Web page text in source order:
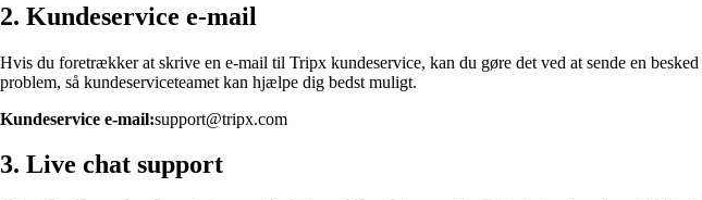
2. Kundeservice e-mail
Hvis du foretrækker at skrive en e-mail til Tripx kundeservice, kan du gøre det ved at sende en
problem, så kundeserviceteamet kan hjælpe dig bedst muligt.
Kundeservice e-mail:support@tripx.com
3. Live chat support